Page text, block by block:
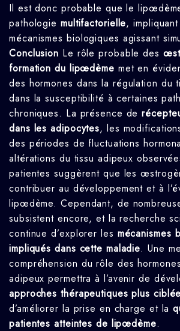
Il est donc probable que le
pathologie multifactorielle,
mécanismes biologiques agissant
Conclusion Le rôle probable des
formation du lipœdème met en
des hormones dans la régulation du
dans la susceptibilité à certaines
chroniques. La présence de
dans les adipocytes, les
des périodes de fluctuations
altérations du tissu adipeux
patientes suggèrent que les
contribuer au développement et à
lipœdème. Cependant, de
subsistent encore, et la recherche
continue d’explorer les mécanismes
impliqués dans cette maladie. Une
compréhension du rôle des
adipeux permettra à l’avenir de
approches thérapeutiques plus
d’améliorer la prise en charge et la
patientes atteintes de lipœdème.